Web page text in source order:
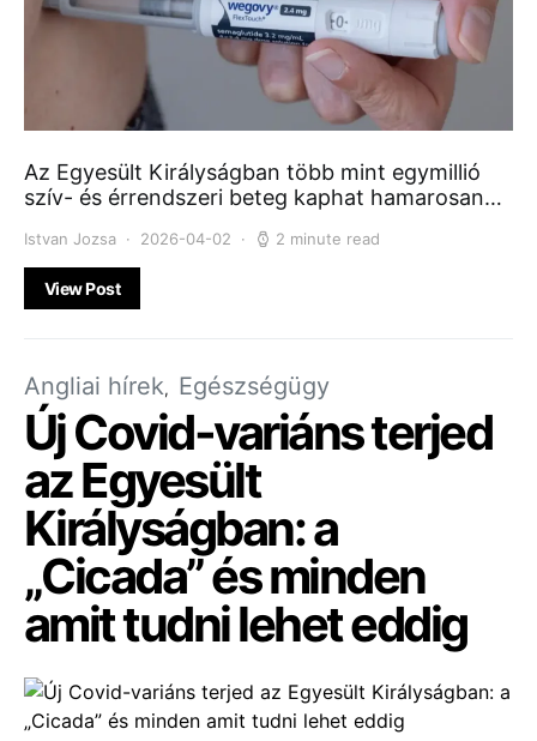
Az Egyesült Királyságban több mint egymillió
szív- és érrendszeri beteg kaphat hamarosan…
Istvan Jozsa 2026-04-02 2 minute read
View Post
Angliai hírek Egészségügy
Új Covid-variáns terjed
az Egyesült
Királyságban: a
„Cicada” és minden
amit tudni lehet eddig